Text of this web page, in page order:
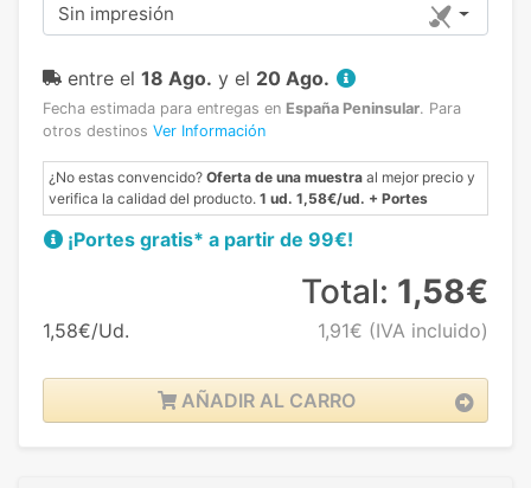
Sin impresión
entre el 18 Ago. y el 20 Ago.
Fecha estimada para entregas en España Peninsular. Para
otros destinos Ver Información
¿No estas convencido? Oferta de una muestra al mejor precio y
verifica la calidad del producto. 1 ud. 1,58€/ud. + Portes
¡Portes gratis* a partir de 99€!
1,58€/Ud.
Total: 1,58€
1,91€ (IVA incluido)
AÑADIR AL CARRO